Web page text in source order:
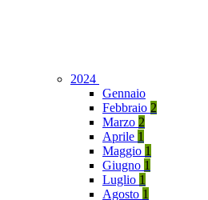
2024
Gennaio
Febbraio 2
Marzo 2
Aprile 1
Maggio 1
Giugno 1
Luglio 1
Agosto 1